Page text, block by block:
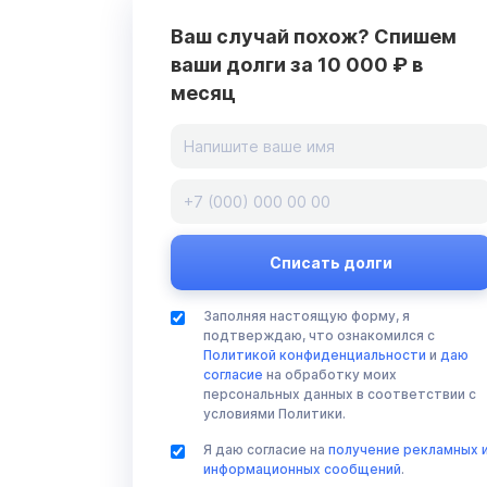
Ваш случай похож? Спишем
ваши долги за 10 000 ₽ в
месяц
Заполняя настоящую форму, я
подтверждаю, что ознакомился с
Политикой конфиденциальности и даю
согласие на обработку моих
персональных данных в соответствии с
условиями Политики.
Я даю согласие на получение рекламных
информационных сообщений.